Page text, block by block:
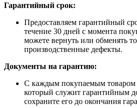
Гарантийный срок:
Предоставляем гарантийный
течение 30 дней с момента
можете вернуть или обменять
производственные дефекты.
Документы на гарантию:
С каждым покупаемым товаром
который служит гарантийным
сохраните его до окончания